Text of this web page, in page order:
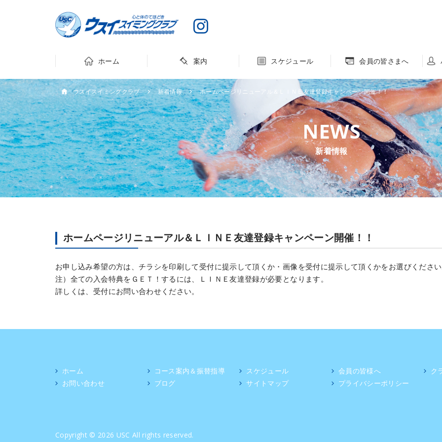
ホーム 案内 スケジュール 会員の皆さまへ
新着情報
ウスイスイミングクラブ 新着情報 ホームページリニューアル＆ＬＩＮＥ友達登録キャンペーン開催！！
ホームページリニューアル＆ＬＩＮＥ友達登録キャンペーン開催！！
お申し込み希望の方は、チラシを印刷して受付に提示して頂くか・画像を受付に提示して頂くかをお選びください
注）全ての入会特典をＧＥＴ！するには、ＬＩＮＥ友達登録が必要となります。
詳しくは、受付にお問い合わせください。
ホーム コース案内＆振替指導 スケジュール 会員の皆様へ ク
お問い合わせ
ブログ サイトマップ プライバシーポリシー
Copyright © 2026 USC All rights reserved.